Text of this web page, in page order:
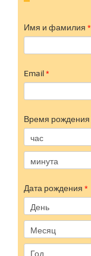
Имя и фамилия *
Email*
Время рождения
Дата рождения *
День